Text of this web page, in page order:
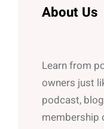
About Us
Learn from
owners just
podcast,
membership